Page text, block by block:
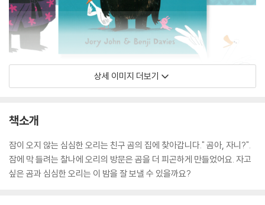
상세 이미지 더보기
책소개
잠이 오지 않는 심심한 오리는 친구 곰의 집에 찾아갑니다." 곰아, 자니?".
잠에 막 들려는 찰나에 오리의 방문은 곰을 더 피곤하게 만들었어요. 자고
싶은 곰과 심심한 오리는 이 밤을 잘 보낼 수 있을까요?